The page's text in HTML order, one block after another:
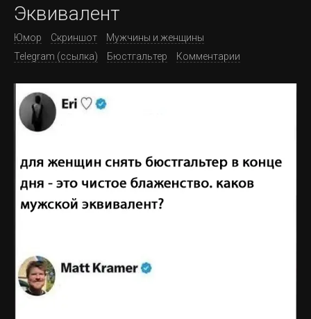
Эквивалент
Юмор Скриншот
Мужчины и женщины
Telegram (ссылка)
Бюстгальтер Комментарии